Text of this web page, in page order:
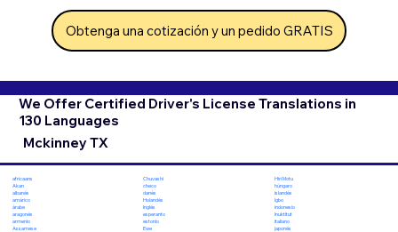
Obtenga una cotización y un pedido GRATIS
We Offer Certified Driver's License Translations in
130 Languages
Mckinney TX
africaans
Akan
albanés
amárico
árabe
aragonés
armenio
Assamese
Chuvashi
checo
danés
Holandés
Inglés
esperanto
estonio
Ewe
Hiri Motu
húngaro
islandés
Igbo
indonesio
Inuktitut
italiano
japonés